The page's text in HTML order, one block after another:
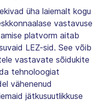
üha laiemalt kogu
vastavuse
platvorm aitab
LEZ-sid. See võib
vastavate sõidukite
tehnoloogiat
vähenenud
jätkusuutlikkuse